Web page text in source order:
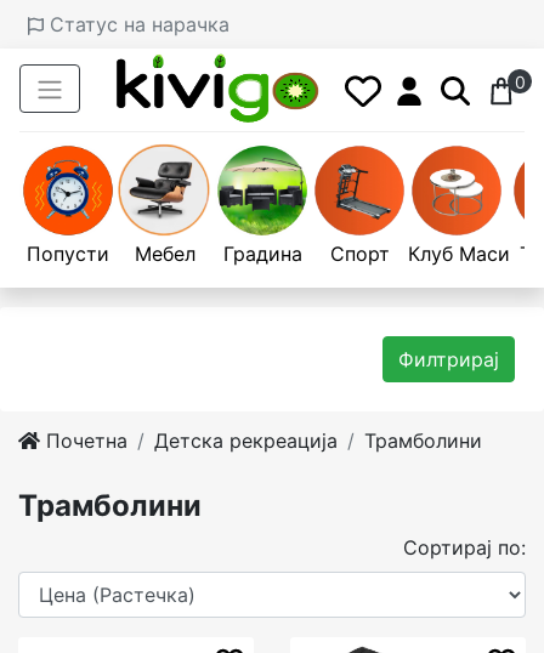
Статус на нарачка
0
Попусти Мебел Градина Спорт Клуб Маси
Филтрирај
Почетна Детска рекреација Трамболини
Трамболини
Сортирај по: